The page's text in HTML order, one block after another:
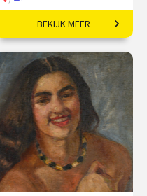
Meesterwerken uit
Madrid.
€ 19,50
vanaf 23
okt
/ Op locatie of online
BEKIJK MEER